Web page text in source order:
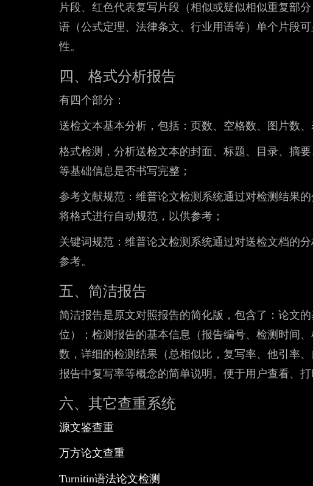
片段、红色代表复写片段（相似或疑似相似重复部
语（公式定理、法律条文、行业用语等）单个片段
性。
四、格式分析报告
有四个部分：
送检文本基本分析，包括：页数、空格数、图片数
格式检测，分析送检文本的封面、标题、目录、摘
等基础信息是否书写完整；
参考文献规范：维普论文检测系统通过对检测结果
将格式进行自动规范，以供参考；
关键词规范：维普论文检测系统通过对送检文档的
参考。
五、简洁报告
简洁报告是原文对照报告的简化版，包含了：论文
位）；检测报告的基本信息（报告编号、检测时间
数，详细的检测结果（总相似比，复写率、他引率
报告中复写率等概念的简单说明。便于用户查看、打
六、其它查重系统
​源文鉴查重
万方论文查重
Turnitin语法论文检测